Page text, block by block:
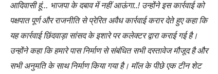
आदिवासी हूं… भाजपा के दबाव में नहीं आऊंगा..! उन्होंने इस कार्रवाई को
पक्षपात पूर्ण और राजनीति से प्रेरित अवैध कार्रवाई करार देते हुए कहा कि
यह कार्रवाई छिंदवाड़ा सांसद के इशारे पर कलेक्टर द्वारा कराई गई है।
उन्होंने कहा कि हमारे पास निर्माण से संबंधित सभी दस्तावेज मौजूद है और
सभी अनुमति के साथ निर्माण किया गया है। मॉल के पीछे एक टीन शेट